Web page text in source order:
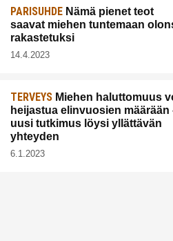
PARISUHDE Nämä pienet teot
saavat miehen tuntemaan
rakastetuksi
14.4.2023
TERVEYS Miehen haluttomuus
heijastua elinvuosien määrään
uusi tutkimus löysi yllättävän
yhteyden
6.1.2023